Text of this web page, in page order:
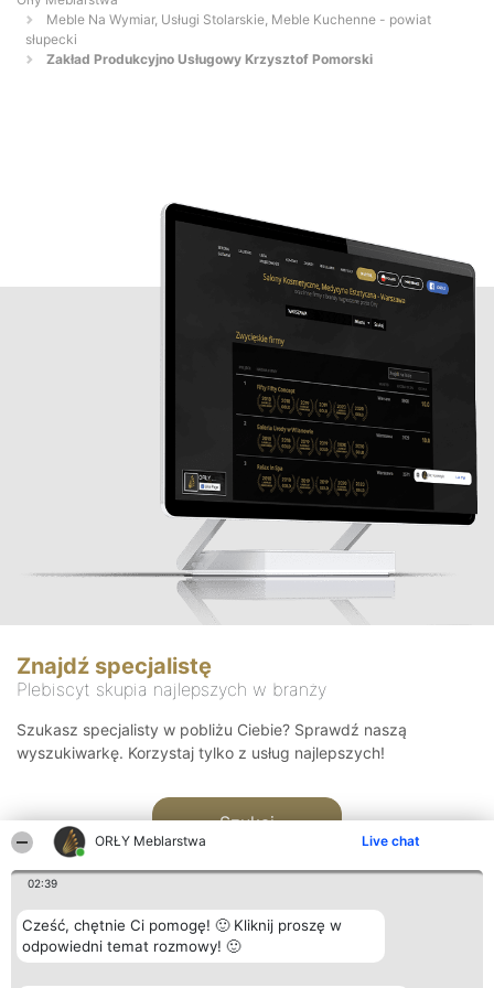
ORŁY Meblarstwa Live chat
02:39
Cześć, chętnie Ci pomogę! 🙂 Kliknij proszę w
odpowiedni temat rozmowy! 🙂
Meble Na Wymiar, Usługi Stolarskie, Meble Kuchenne - powiat
słupecki
Zakład Produkcyjno Usługowy Krzysztof Pomorski
Znajdź specjalistę
Plebiscyt skupia najlepszych w branży
Szukasz specjalisty w pobliżu Ciebie? Sprawdź naszą
wyszukiwarkę. Korzystaj tylko z usług najlepszych!
Szukaj
Organizator plebiscytu Plebiscyt Kontakt